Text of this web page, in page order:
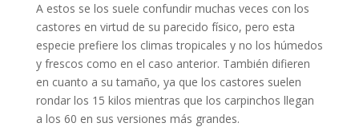
A estos se los suele confundir muchas veces con los
castores en virtud de su parecido físico, pero esta
especie prefiere los climas tropicales y no los húmedos
y frescos como en el caso anterior. También difieren
en cuanto a su tamaño, ya que los castores suelen
rondar los 15 kilos mientras que los carpinchos llegan
a los 60 en sus versiones más grandes.